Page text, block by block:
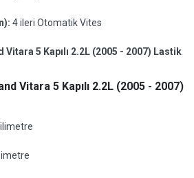
4 ileri Otomatik Vites
Vitara 5 Kapılı 2.2L (2005 - 2007) Lastik
Vitara 5 Kapılı 2.2L (2005 - 2007)